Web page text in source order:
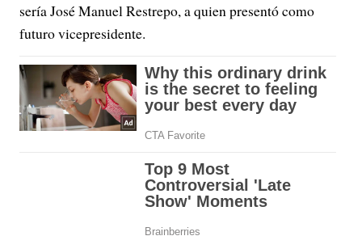
sería José Manuel Restrepo, a quien presentó como
futuro vicepresidente.